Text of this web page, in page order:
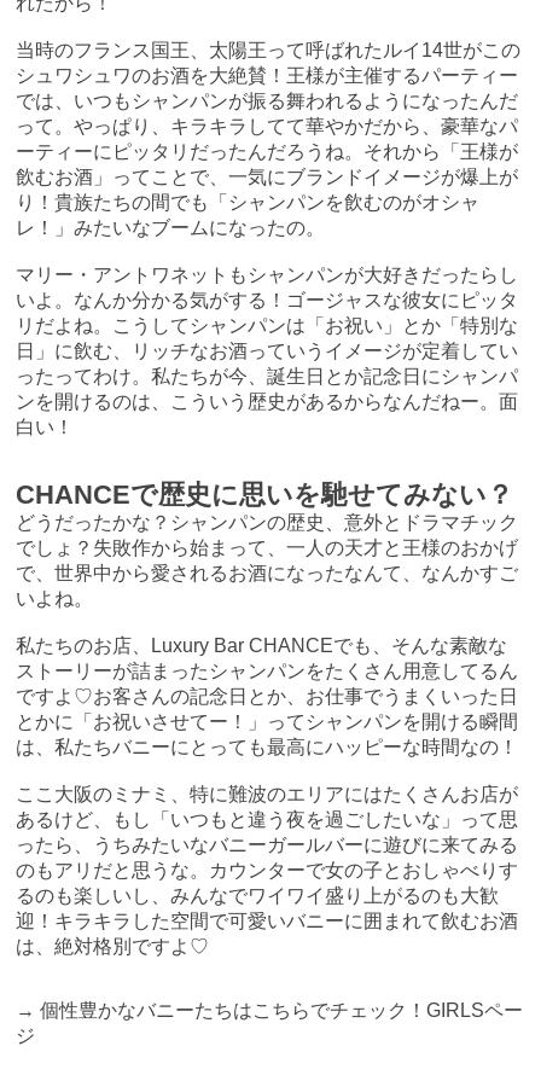
当時のフランス国王、太陽王って呼ばれたルイ14世がこの
シュワシュワのお酒を大絶賛！王様が主催するパーティー
では、いつもシャンパンが振る舞われるようになったんだ
って。やっぱり、キラキラしてて華やかだから、豪華なパ
ーティーにピッタリだったんだろうね。それから「王様が
飲むお酒」ってことで、一気にブランドイメージが爆上が
り！貴族たちの間でも「シャンパンを飲むのがオシャ
レ！」みたいなブームになったの。
マリー・アントワネットもシャンパンが大好きだったらし
いよ。なんか分かる気がする！ゴージャスな彼女にピッタ
リだよね。こうしてシャンパンは「お祝い」とか「特別な
日」に飲む、リッチなお酒っていうイメージが定着してい
ったってわけ。私たちが今、誕生日とか記念日にシャンパ
ンを開けるのは、こういう歴史があるからなんだねー。面
白い！
CHANCEで歴史に思いを馳せてみない？
どうだったかな？シャンパンの歴史、意外とドラマチック
でしょ？失敗作から始まって、一人の天才と王様のおかげ
で、世界中から愛されるお酒になったなんて、なんかすご
いよね。
私たちのお店、Luxury Bar CHANCEでも、そんな素敵な
ストーリーが詰まったシャンパンをたくさん用意してるん
ですよ♡お客さんの記念日とか、お仕事でうまくいった日
とかに「お祝いさせてー！」ってシャンパンを開ける瞬間
は、私たちバニーにとっても最高にハッピーな時間なの！
ここ大阪のミナミ、特に難波のエリアにはたくさんお店が
あるけど、もし「いつもと違う夜を過ごしたいな」って思
ったら、うちみたいなバニーガールバーに遊びに来てみる
のもアリだと思うな。カウンターで女の子とおしゃべりす
るのも楽しいし、みんなでワイワイ盛り上がるのも大歓
迎！キラキラした空間で可愛いバニーに囲まれて飲むお酒
は、絶対格別ですよ♡
→個性豊かなバニーたちはこちらでチェック！GIRLSペー
ジ